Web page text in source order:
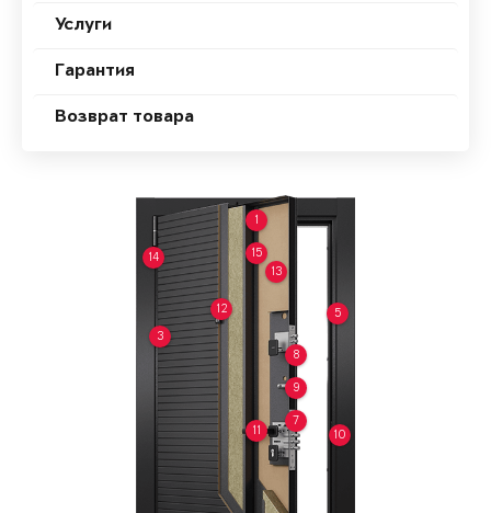
Услуги
Гарантия
Возврат товара
1
3
5
7
8
9
10
11
12
13
14 15